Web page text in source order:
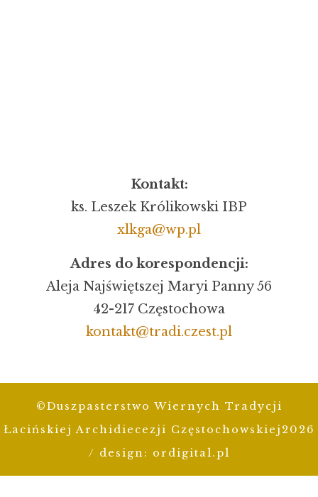
Kontakt:
ks. Leszek Królikowski IBP
xlkga@wp.pl
Adres do korespondencji:
Aleja Najświętszej Maryi Panny 56
42-217 Częstochowa
kontakt@tradi.czest.pl
©Duszpasterstwo Wiernych Tradycji
Łacińskiej Archidiecezji Częstochowskiej2026
/ design: ordigital.pl